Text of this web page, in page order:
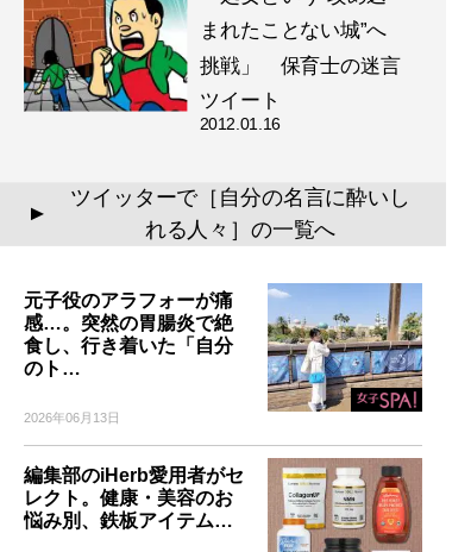
まれたことない城”へ
挑戦」 保育士の迷言
ツイート
2012.01.16
▲
ツイッターで［自分の名言に酔いし
れる人々］の一覧へ
元子役のアラフォーが痛
感…。突然の胃腸炎で絶
食し、行き着いた「自分
のト…
2026年06月13日
編集部のiHerb愛用者がセ
レクト。健康・美容のお
悩み別、鉄板アイテム…